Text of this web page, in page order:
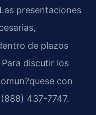
presentaciones
de plazos
discutir los
con
437-7747.